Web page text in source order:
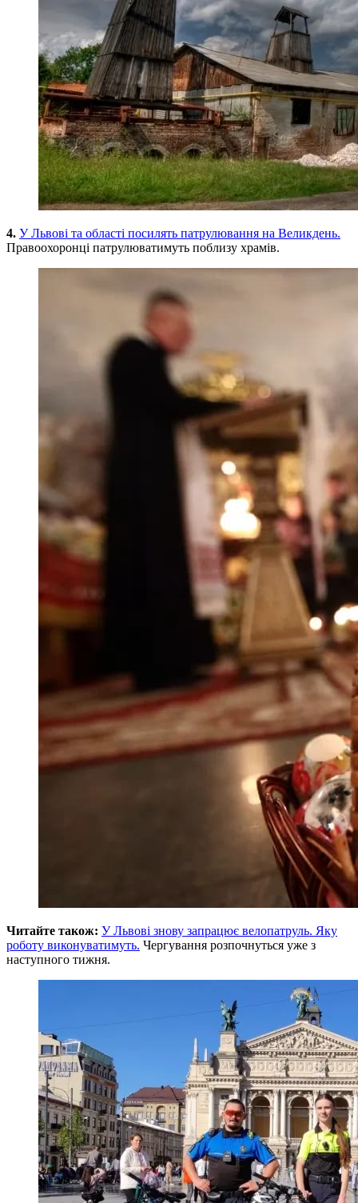
4. У Львові та області посилять патрулювання на Великдень.
Правоохоронці патрулюватимуть поблизу храмів.
Читайте також: У Львові знову запрацює велопатруль. Яку
роботу виконуватимуть. Чергування розпочнуться уже з
наступного тижня.